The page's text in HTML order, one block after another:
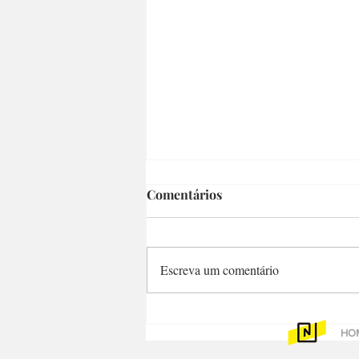
Campineiro sente no
carrinho do mercado
Comentários
Escreva um comentário